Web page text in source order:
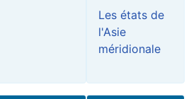
Les états de
l'Asie
méridionale